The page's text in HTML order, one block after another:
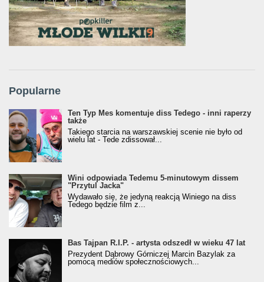
Popularne
Ten Typ Mes komentuje diss Tedego - inni raperzy
także
Takiego starcia na warszawskiej scenie nie było od
wielu lat - Tede zdissował...
Wini odpowiada Tedemu 5-minutowym dissem
"Przytul Jacka"
Wydawało się, że jedyną reakcją Winiego na diss
Tedego będzie film z...
Bas Tajpan R.I.P. - artysta odszedł w wieku 47 lat
Prezydent Dąbrowy Górniczej Marcin Bazylak za
pomocą mediów społecznościowych...